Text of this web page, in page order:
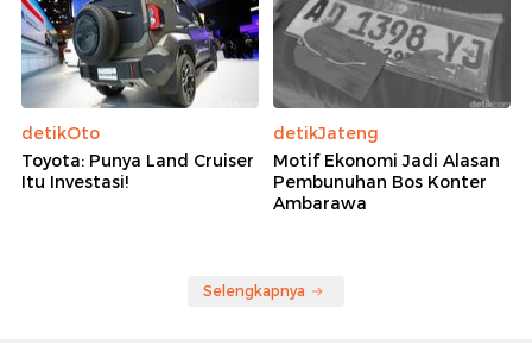
detikOto
Toyota: Punya Land Cruiser
Itu Investasi!
detikJateng
Motif Ekonomi Jadi Alasan
Pembunuhan Bos Konter
Ambarawa
Selengkapnya